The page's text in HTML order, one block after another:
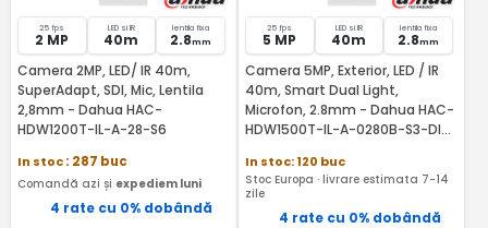
25 fps
2 MP
LED si IR
40m
lentila fixa
2.8mm
Camera 2MP, LED/ IR 40m,
SuperAdapt, SDI, Mic, Lentila
2,8mm - Dahua HAC-
HDW1200T-IL-A-28-S6
In stoc: 287 buc
Comandă azi și expediem luni
4 rate cu 0% dobândă
25 fps
5 MP
LED si IR
40m
lentila fixa
2.8mm
Camera 5MP, Exterior, LED / IR
40m, Smart Dual Light,
Microfon, 2.8mm - Dahua HAC-
HDW1500T-IL-A-0280B-S3-DIP-
In stoc: 120 buc
Stoc Europa · livrare estimata 7-14
zile
4 rate cu 0% dobândă